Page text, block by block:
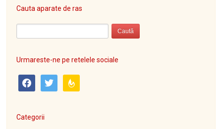
Cauta aparate de ras
Urmareste-ne pe retelele sociale
facebooktwitter feedburner
Categorii